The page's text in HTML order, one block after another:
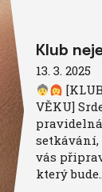
Klub
13. 3. 2025
VĚKU]
vás
který